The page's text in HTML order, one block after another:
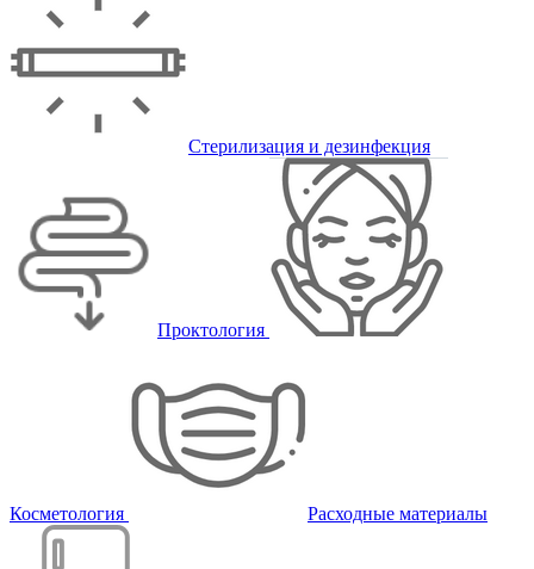
Стерилизация и дезинфекция
Проктология
Косметология Расходные материалы